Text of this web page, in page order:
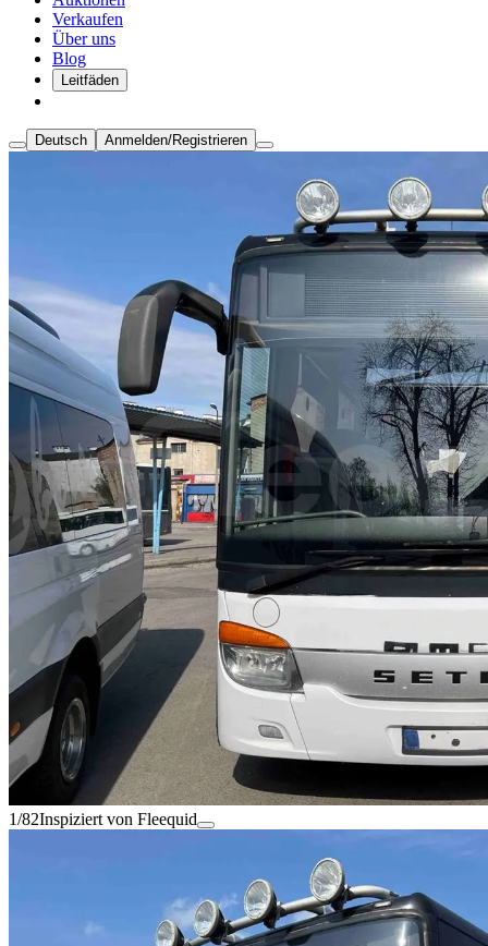
Verkaufen
Über uns
Blog
Leitfäden
Deutsch Anmelden/Registrieren
1/82Inspiziert von Fleequid